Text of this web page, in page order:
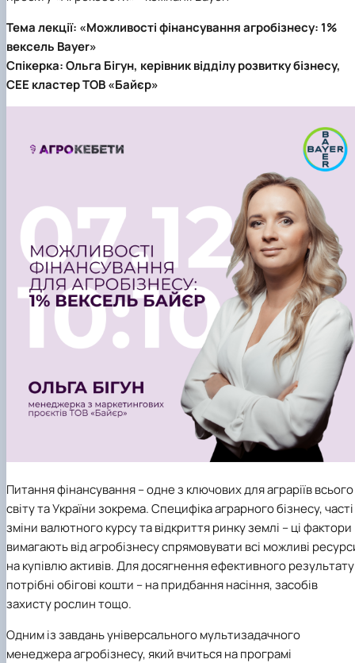
Тема лекції: «Можливості фінансування агробізнесу: 1%
вексель Bayer»
Спікерка: Ольга Бігун, керівник відділу розвитку бізнесу,
СЕЕ кластер ТОВ «Байєр»
Питання фінансування – одне з ключових для аграріїв всього
світу та України зокрема. Специфіка аграрного бізнесу, часті
зміни валютного курсу та відкриття ринку землі – ці фактори
вимагають від агробізнесу спрямовувати всі можливі
на купівлю активів. Для досягнення ефективного результату
потрібні обігові кошти – на придбання насіння, засобів
захисту рослин тощо.
Одним із завдань універсального мультизадачного
менеджера агробізнесу, який вчиться на програмі